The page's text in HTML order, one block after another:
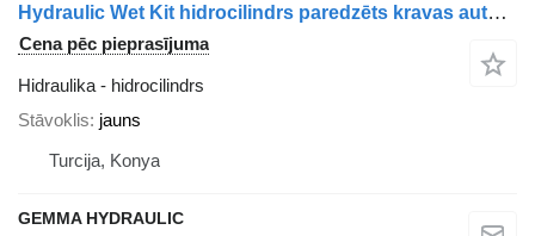
Hydraulic Wet Kit hidrocilindrs paredzēts kravas automašīnas
Cena pēc pieprasījuma
Hidraulika - hidrocilindrs
Stāvoklis jauns
Turcija, Konya
GEMMA HYDRAULIC